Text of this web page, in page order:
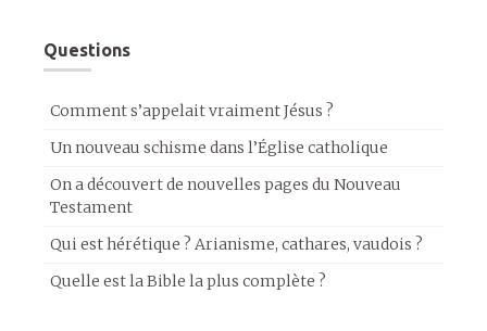
Questions
Comment s’appelait vraiment Jésus ?
Un nouveau schisme dans l’Église catholique
On a découvert de nouvelles pages du Nouveau
Testament
Qui est hérétique ? Arianisme, cathares, vaudois ?
Quelle est la Bible la plus complète ?